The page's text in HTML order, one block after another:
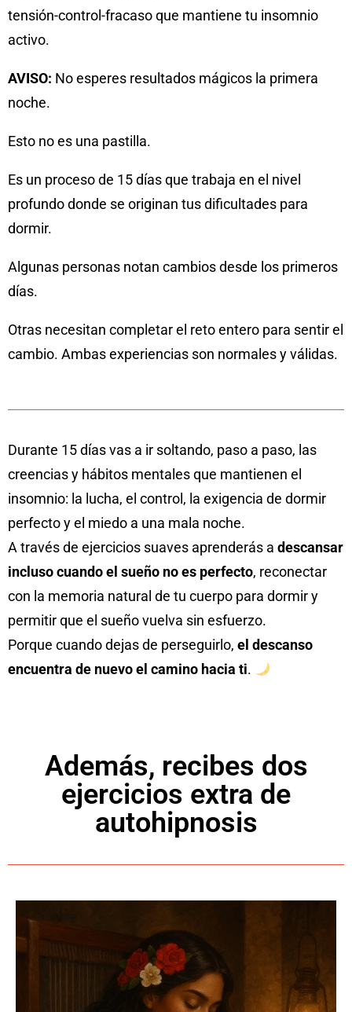
tensión-control-fracaso que mantiene tu insomnio
activo.
AVISO: No esperes resultados mágicos la primera
noche.
Esto no es una pastilla.
Es un proceso de 15 días que trabaja en el nivel
profundo donde se originan tus dificultades para
dormir.
Algunas personas notan cambios desde los primeros
días.
Otras necesitan completar el reto entero para sentir el
cambio. Ambas experiencias son normales y válidas.
Durante 15 días vas a ir soltando, paso a paso, las
creencias y hábitos mentales que mantienen el
insomnio: la lucha, el control, la exigencia de dormir
perfecto y el miedo a una mala noche.
A través de ejercicios suaves aprenderás a descansar
incluso cuando el sueño no es perfecto, reconectar
con la memoria natural de tu cuerpo para dormir y
permitir que el sueño vuelva sin esfuerzo.
Porque cuando dejas de perseguirlo, el descanso
encuentra de nuevo el camino hacia ti.
Además, recibes dos
ejercicios extra de
autohipnosis